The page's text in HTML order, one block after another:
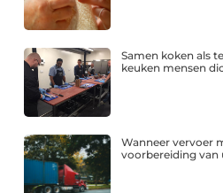
Samen koken als
keuken mensen
Wanneer vervoer
voorbereiding van